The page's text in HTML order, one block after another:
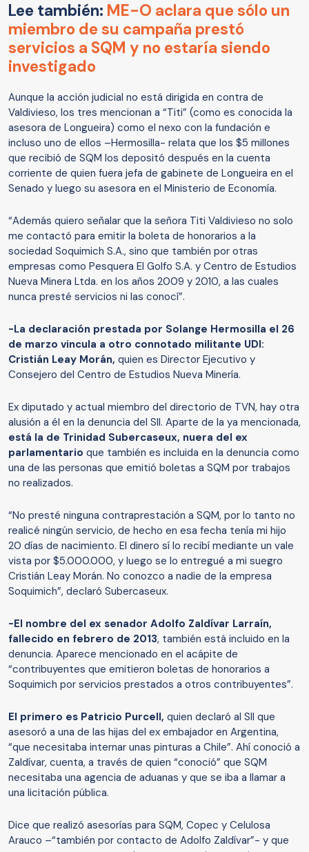
Lee también: ME-O aclara que sólo un
miembro de su campaña prestó
servicios a SQM y no estaría siendo
investigado
Aunque la acción judicial no está dirigida en contra de
Valdivieso, los tres mencionan a “Titi” (como es conocida la
asesora de Longueira) como el nexo con la fundación e
incluso uno de ellos –Hermosilla- relata que los $5 millones
que recibió de SQM los depositó después en la cuenta
corriente de quien fuera jefa de gabinete de Longueira en el
Senado y luego su asesora en el Ministerio de Economía.
“Además quiero señalar que la señora Titi Valdivieso no solo
me contactó para emitir la boleta de honorarios a la
sociedad Soquimich S.A., sino que también por otras
empresas como Pesquera El Golfo S.A. y Centro de Estudios
Nueva Minera Ltda. en los años 2009 y 2010, a las cuales
nunca presté servicios ni las conocí”.
-La declaración prestada por Solange Hermosilla el 26
de marzo vincula a otro connotado militante UDI:
Cristián Leay Morán, quien es Director Ejecutivo y
Consejero del Centro de Estudios Nueva Minería.
Ex diputado y actual miembro del directorio de TVN, hay otra
alusión a él en la denuncia del SII. Aparte de la ya mencionada,
está la de Trinidad Subercaseux, nuera del ex
parlamentario que también es incluida en la denuncia como
una de las personas que emitió boletas a SQM por trabajos
no realizados.
“No presté ninguna contraprestación a SQM, por lo tanto no
realicé ningún servicio, de hecho en esa fecha tenía mi hijo
20 días de nacimiento. El dinero sí lo recibí mediante un vale
vista por $5.000.000, y luego se lo entregué a mi suegro
Cristián Leay Morán. No conozco a nadie de la empresa
Soquimich”, declaró Subercaseux.
-El nombre del ex senador Adolfo Zaldívar Larraín,
fallecido en febrero de 2013, también está incluido en la
denuncia. Aparece mencionado en el acápite de
“contribuyentes que emitieron boletas de honorarios a
Soquimich por servicios prestados a otros contribuyentes”.
El primero es Patricio Purcell, quien declaró al SII que
asesoró a una de las hijas del ex embajador en Argentina,
“que necesitaba internar unas pinturas a Chile”. Ahí conoció a
Zaldívar, cuenta, a través de quien “conoció” que SQM
necesitaba una agencia de aduanas y que se iba a llamar a
una licitación pública.
Dice que realizó asesorías para SQM, Copec y Celulosa
Arauco –“también por contacto de Adolfo Zaldívar”- y que